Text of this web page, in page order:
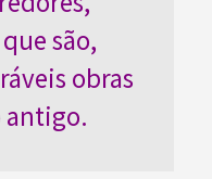
são,
obras
antigo.